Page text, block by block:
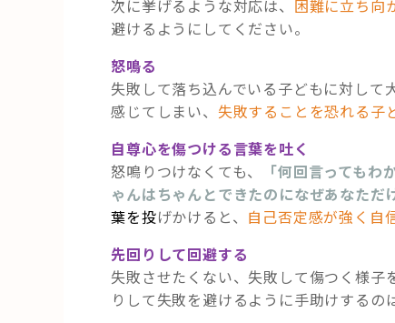
次に挙げるような対応は、 困難に立ち向
避けるようにしてください。
怒鳴る
失敗して落ち込んでいる子どもに対して
感じてしまい、 失敗することを恐れる子
自尊心を傷つける言葉を吐く
怒鳴りつけなくても、
「何回言っても
ゃんはちゃんとできたのになぜあなただ
葉を投げかけると、 自己否定感が強く自
先回りして回避する
失敗させたくない、失敗して傷つく様
りして失敗を避けるように手助けするの